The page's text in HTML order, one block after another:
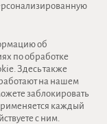
об
по обработке
Здесь также
на нашем
заблокировать
каждый
с ним.